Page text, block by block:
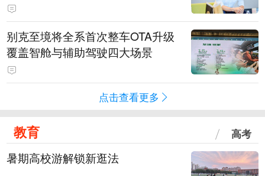
别克至境将全系首次整车OTA升级
覆盖智舱与辅助驾驶四大场景
点击查看更多
教育 高考
暑期高校游解锁新逛法